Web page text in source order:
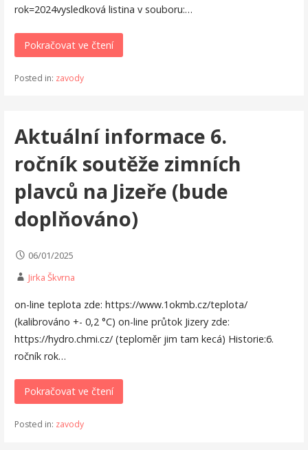
rok=2024vysledková listina v souboru:…
Pokračovat ve čtení
Posted in: zavody
Aktuální informace 6.
ročník soutěže zimních
plavců na Jizeře (bude
doplňováno)
06/01/2025
Jirka Škvrna
on-line teplota zde: https://www.1okmb.cz/teplota/
(kalibrováno +- 0,2 °C) on-line průtok Jizery zde:
https://hydro.chmi.cz/ (teploměr jim tam kecá) Historie:6.
ročník rok…
Pokračovat ve čtení
Posted in: zavody